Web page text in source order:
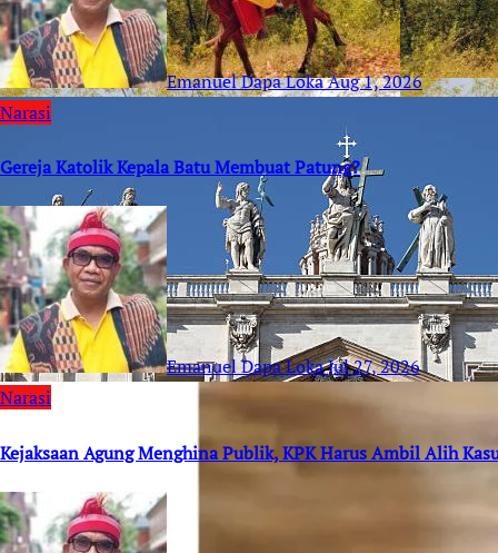
Emanuel Dapa LokaAug 1, 2026
Narasi
Gereja Katolik Kepala Batu Membuat Patung?
Emanuel Dapa LokaJul 27, 2026
Narasi
Kejaksaan Agung Menghina Publik, KPK Harus Ambil Alih